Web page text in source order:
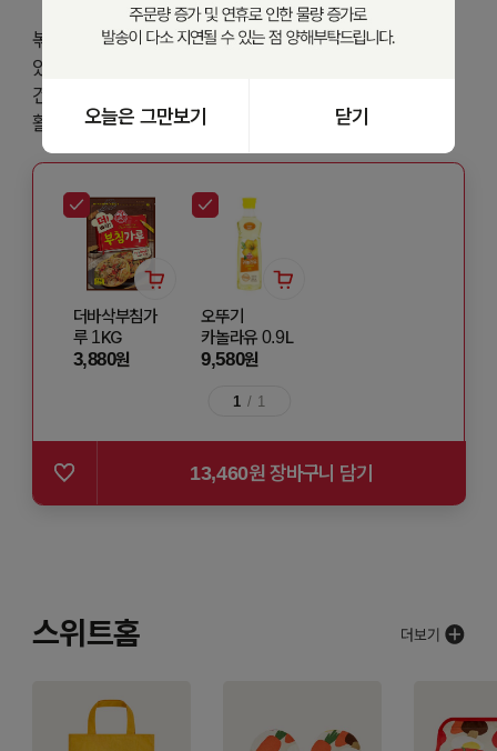
볶아 나온 요즘 미역은 불릴 필요 없이 편리하게 이용할 수
있어요! 부드러운 잎만 사용한 미역으로 아이 간식이나
건강식으로 만들어보세요. 간편하게 맛있게 다양한 요리에
활용해보세요
더바삭부침가
루 1KG
3,880원
오뚜기
카놀라유 0.9L
9,580원
1 / 1
13,460원 장바구니 담기
스위트홈
오늘은 그만보기 닫기